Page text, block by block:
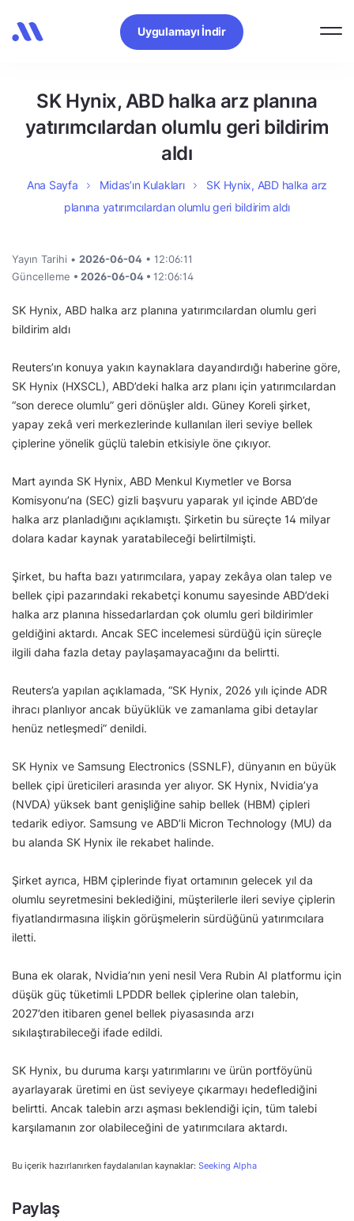
Uygulamayı İndir
SK Hynix, ABD halka arz planına
yatırımcılardan olumlu geri bildirim
aldı
Ana Sayfa Midas’ın Kulakları
SK Hynix, ABD halka arz
planına yatırımcılardan olumlu geri bildirim aldı
Yayın Tarihi • 2026-06-04 • 12:06:11
Güncelleme • 2026-06-04 • 12:06:14
SK Hynix, ABD halka arz planına yatırımcılardan olumlu geri
bildirim aldı
Reuters’ın konuya yakın kaynaklara dayandırdığı haberine göre,
SK Hynix (HXSCL), ABD’deki halka arz planı için yatırımcılardan
“son derece olumlu” geri dönüşler aldı. Güney Koreli şirket,
yapay zekâ veri merkezlerinde kullanılan ileri seviye bellek
çiplerine yönelik güçlü talebin etkisiyle öne çıkıyor.
Mart ayında SK Hynix, ABD Menkul Kıymetler ve Borsa
Komisyonu’na (SEC) gizli başvuru yaparak yıl içinde ABD’de
halka arz planladığını açıklamıştı. Şirketin bu süreçte 14 milyar
dolara kadar kaynak yaratabileceği belirtilmişti.
Şirket, bu hafta bazı yatırımcılara, yapay zekâya olan talep ve
bellek çipi pazarındaki rekabetçi konumu sayesinde ABD’deki
halka arz planına hissedarlardan çok olumlu geri bildirimler
geldiğini aktardı. Ancak SEC incelemesi sürdüğü için süreçle
ilgili daha fazla detay paylaşamayacağını da belirtti.
Reuters’a yapılan açıklamada, “SK Hynix, 2026 yılı içinde ADR
ihracı planlıyor ancak büyüklük ve zamanlama gibi detaylar
henüz netleşmedi” denildi.
SK Hynix ve Samsung Electronics (SSNLF), dünyanın en büyük
bellek çipi üreticileri arasında yer alıyor. SK Hynix, Nvidia’ya
(NVDA) yüksek bant genişliğine sahip bellek (HBM) çipleri
tedarik ediyor. Samsung ve ABD’li Micron Technology (MU) da
bu alanda SK Hynix ile rekabet halinde.
Şirket ayrıca, HBM çiplerinde fiyat ortamının gelecek yıl da
olumlu seyretmesini beklediğini, müşterilerle ileri seviye çiplerin
fiyatlandırmasına ilişkin görüşmelerin sürdüğünü yatırımcılara
iletti.
Buna ek olarak, Nvidia’nın yeni nesil Vera Rubin AI platformu için
düşük güç tüketimli LPDDR bellek çiplerine olan talebin,
2027’den itibaren genel bellek piyasasında arzı
sıkılaştırabileceği ifade edildi.
SK Hynix, bu duruma karşı yatırımlarını ve ürün portföyünü
ayarlayarak üretimi en üst seviyeye çıkarmayı hedeflediğini
belirtti. Ancak talebin arzı aşması beklendiği için, tüm talebi
karşılamanın zor olabileceğini de yatırımcılara aktardı.
Bu içerik hazırlanırken faydalanılan kaynaklar: Seeking Alpha
Paylaş